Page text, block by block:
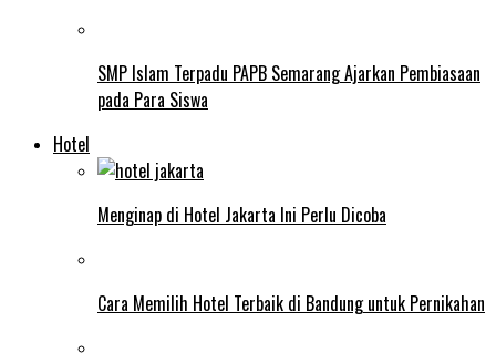
SMP Islam Terpadu PAPB Semarang Ajarkan Pembiasaan
pada Para Siswa
Hotel
Menginap di Hotel Jakarta Ini Perlu Dicoba
Cara Memilih Hotel Terbaik di Bandung untuk Pernikahan